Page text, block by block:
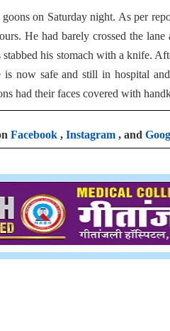
on Saturday night. As per
He had barely crossed the
his stomach with a knife.
is now safe and still in hospital
had their faces covered with
Facebook , Instagram , and